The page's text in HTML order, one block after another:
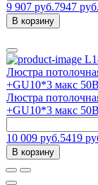
9 907 руб.7947 руб.
В корзину
Люстра
+GU10*3 макс
Люстра
+GU10*3 макс
10 009 руб.5419
В корзину